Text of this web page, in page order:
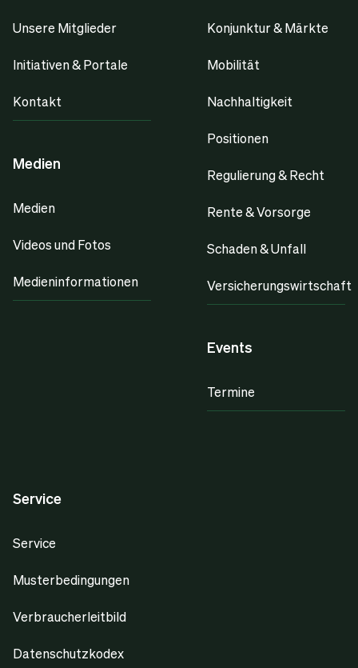
Unsere Mitglieder
Initiativen & Portale
Kontakt
Medien
Medien
Videos und Fotos
Medieninformationen
Konjunktur & Märkte
Mobilität
Nachhaltigkeit
Positionen
Regulierung & Recht
Rente & Vorsorge
Schaden & Unfall
Versicherungswirtschaft
Events
Termine
Service
Service
Musterbedingungen
Verbraucherleitbild
Datenschutzkodex